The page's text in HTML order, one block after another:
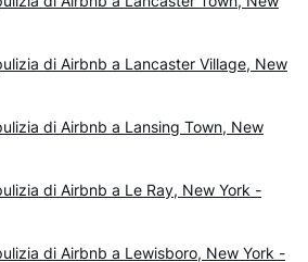
di Airbnb a Lancaster Village, New
di Airbnb a Lansing Town, New
di Airbnb a Le Ray, New York -
di Airbnb a Lewisboro, New York -